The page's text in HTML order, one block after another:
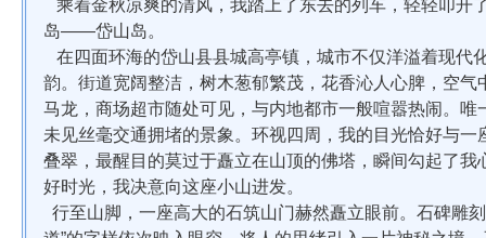
乘着金秋凉爽的清风，我踏上了东去的列车，轻轻叩开
岛——岱山岛。
在四面环海的岱山县县城高亭镇，城市不仅洋溢着现代
韵。街道宽阔整洁，树木葱郁繁茂，花香沁人心脾，空
马龙，商场超市随处可见，与内地都市一般喧嚣热闹。
未见丝毫交通拥堵的景象。环视四周，我的目光恰好与
叠翠，最醒目的莫过于矗立在山顶的佛塔，瞬间勾起了
好时光，我决意向这座小山进发。
行至山脚，一座高大的石筑山门赫然矗立眼前。石碑雕